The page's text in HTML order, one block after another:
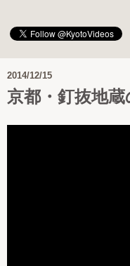
2014/12/15
京都・釘抜地